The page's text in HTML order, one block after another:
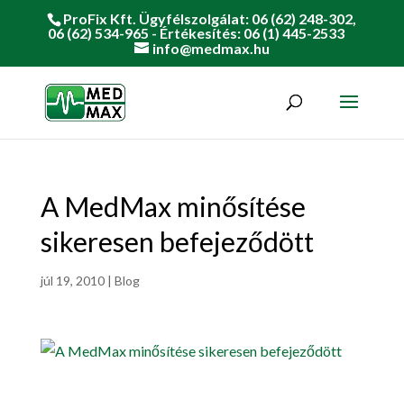
ProFix Kft. Ügyfélszolgálat: 06 (62) 248-302,
06 (62) 534-965 - Értékesítés: 06 (1) 445-2533
info@medmax.hu
A MedMax minősítése
sikeresen befejeződött
júl 19, 2010| Blog